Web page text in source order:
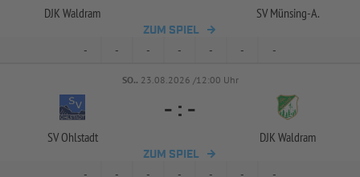
DJK Waldram SV Münsing-A.
ZUM SPIEL
- - - - - - -
SO.. 23.08.2026 /12:00 Uhr
SV Ohlstadt
- : -
DJK Waldram
ZUM SPIEL
- - - - - - -